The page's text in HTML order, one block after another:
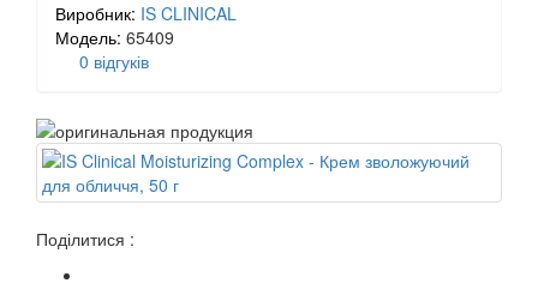
Виробник: IS CLINICAL
Модель: 65409
0 відгуків
Поділитися :